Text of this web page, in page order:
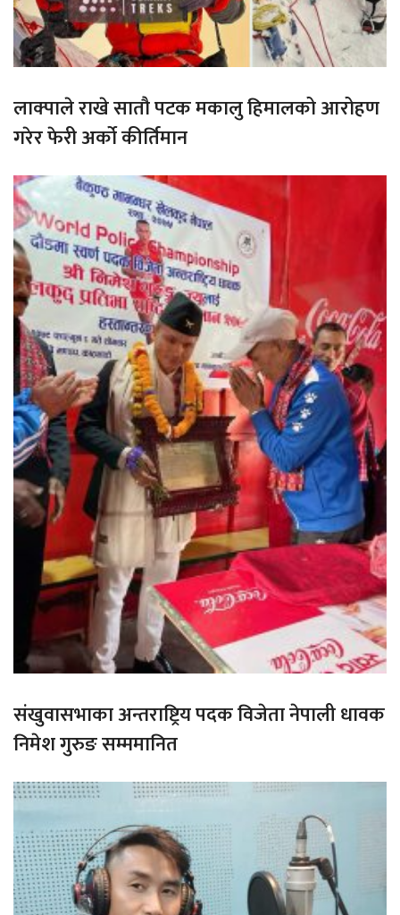
लाक्पाले राखे सातौ पटक मकालु हिमालको आरोहण
गरेर फेरी अर्को कीर्तिमान
संखुवासभाका अन्तराष्ट्रिय पदक विजेता नेपाली धावक
निमेश गुरुङ सम्ममानित